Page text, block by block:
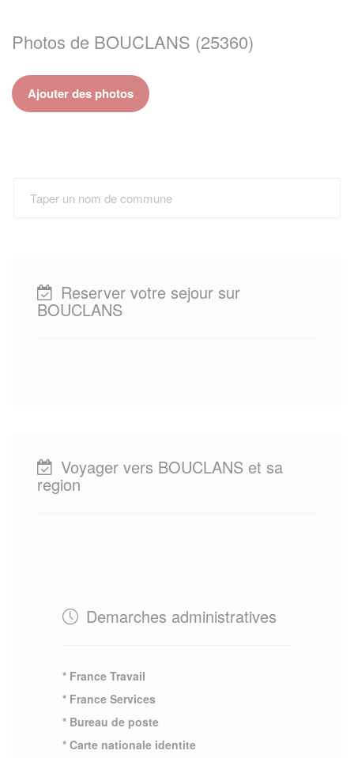
Photos de BOUCLANS (25360)
Ajouter des photos
Reserver votre sejour sur
BOUCLANS
Voyager vers BOUCLANS et sa
region
Demarches administratives
* France Travail
* France Services
* Bureau de poste
* Carte nationale identite